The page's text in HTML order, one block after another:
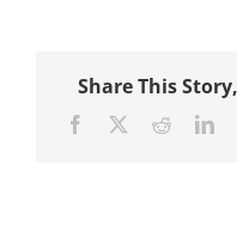
Share This
Facebook Reddit